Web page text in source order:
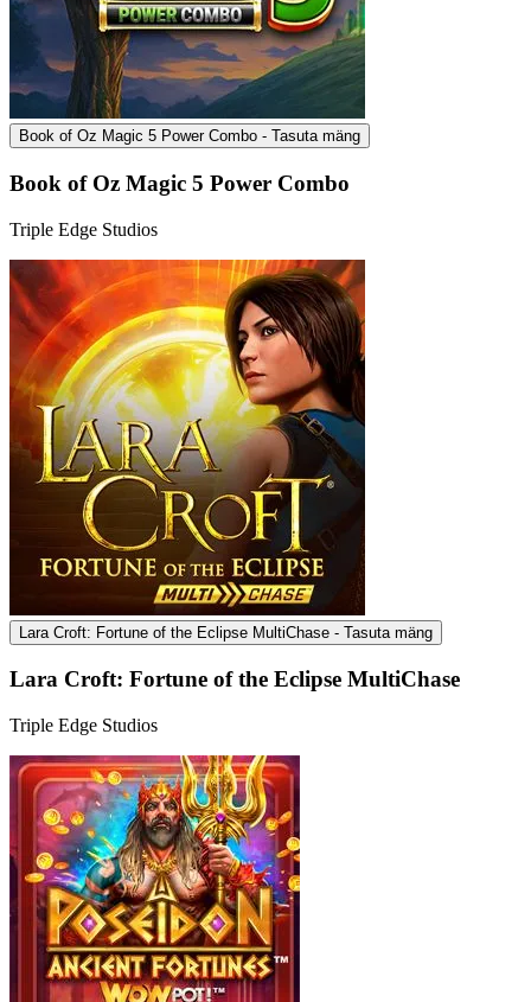
Book of Oz Magic 5 Power Combo - Tasuta mäng
Book of Oz Magic 5 Power Combo
Triple Edge Studios
Lara Croft: Fortune of the Eclipse MultiChase - Tasuta mäng
Lara Croft: Fortune of the Eclipse MultiChase
Triple Edge Studios